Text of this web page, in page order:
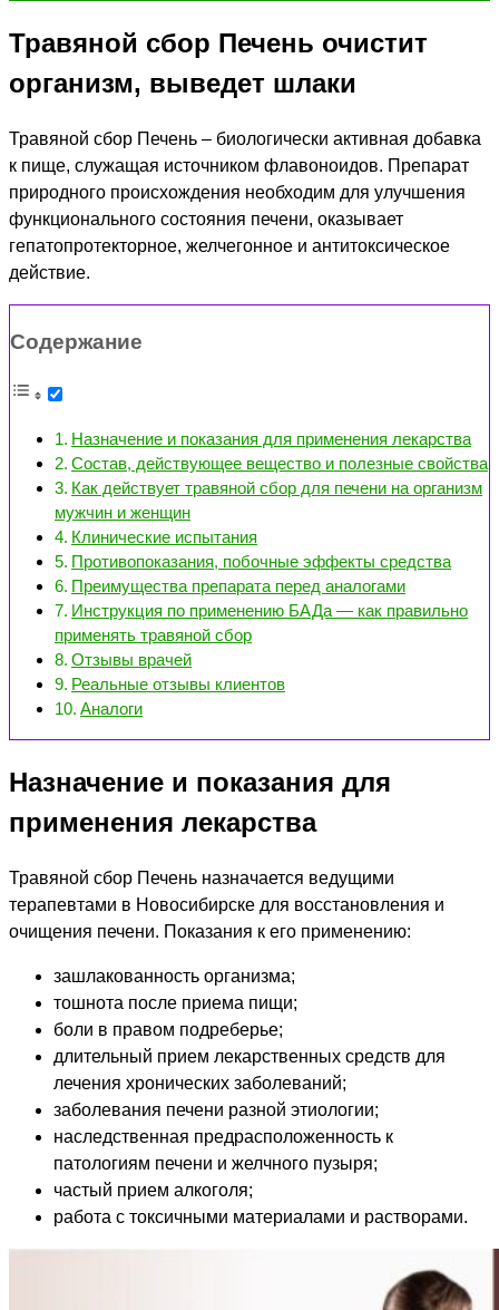
Травяной сбор Печень очистит
организм, выведет шлаки
Травяной сбор Печень – биологически активная добавка
к пище, служащая источником флавоноидов. Препарат
природного происхождения необходим для улучшения
функционального состояния печени, оказывает
гепатопротекторное, желчегонное и антитоксическое
действие.
Содержание
Назначение и показания для применения лекарства
Состав, действующее вещество и полезные свойства
Как действует травяной сбор для печени на организм
мужчин и женщин
Клинические испытания
Противопоказания, побочные эффекты средства
Преимущества препарата перед аналогами
Инструкция по применению БАДа — как правильно
применять травяной сбор
Отзывы врачей
Реальные отзывы клиентов
Аналоги
Назначение и показания для
применения лекарства
Травяной сбор Печень назначается ведущими
терапевтами в Новосибирске для восстановления и
очищения печени. Показания к его применению:
зашлакованность организма;
тошнота после приема пищи;
боли в правом подреберье;
длительный прием лекарственных средств для
лечения хронических заболеваний;
заболевания печени разной этиологии;
наследственная предрасположенность к
патологиям печени и желчного пузыря;
частый прием алкоголя;
работа с токсичными материалами и растворами.